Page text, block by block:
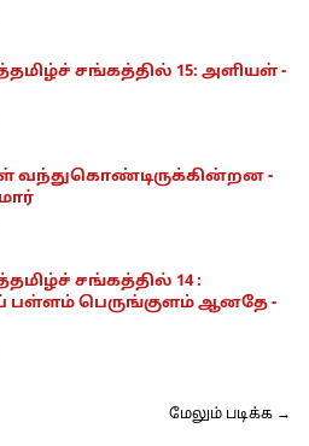
சங்கத்தில் 15: அளியள் -
வந்துகொண்டிருக்கின்றன -
சங்கத்தில் 14 :
பள்ளம் பெருங்குளம் ஆனதே -
மேலும் படிக்க →